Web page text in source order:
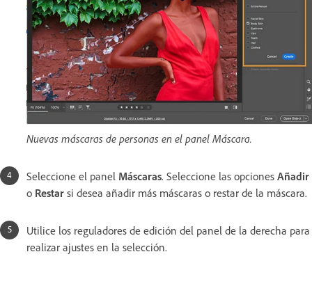
Nuevas máscaras de personas en el panel Máscara.
Seleccione el panel Máscaras. Seleccione las opciones Añadir
o Restar si desea añadir más máscaras o restar de la máscara.
Utilice los reguladores de edición del panel de la derecha para
realizar ajustes en la selección.